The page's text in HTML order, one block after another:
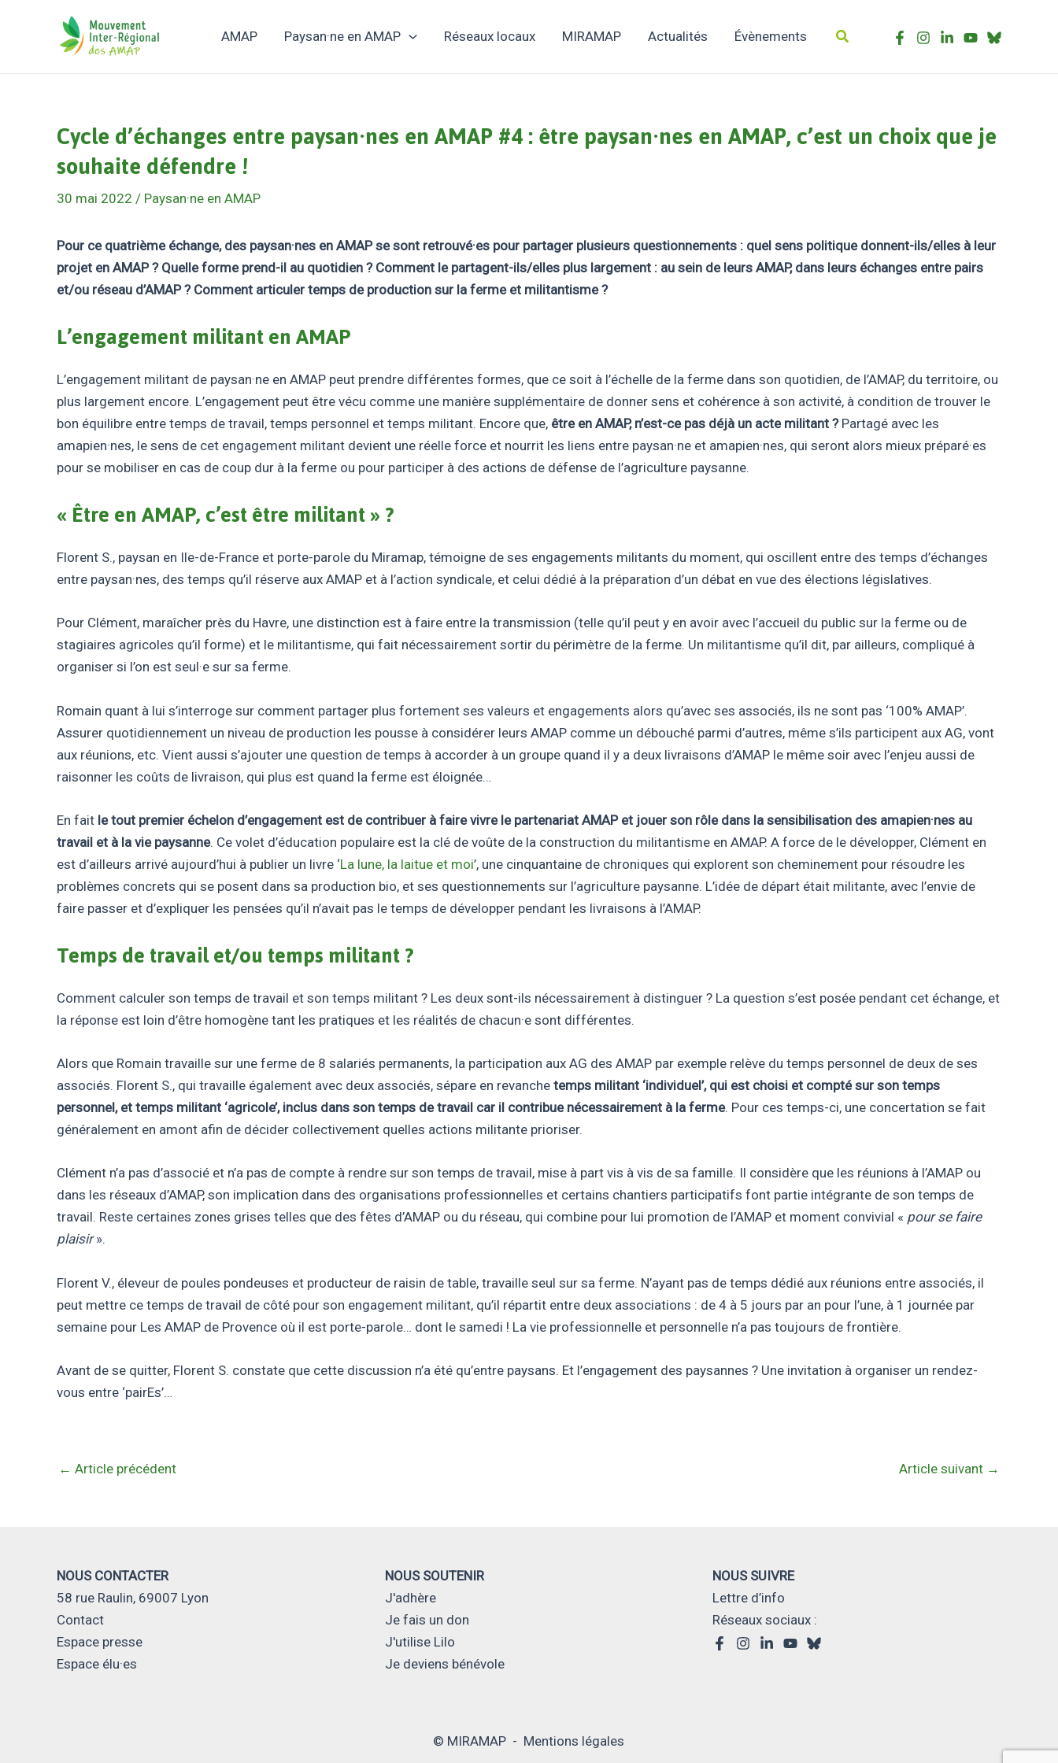
AMAP Paysan·ne en AMAP Réseaux locaux MIRAMAP Actualités Évènements Rechercher
Cycle d’échanges entre paysan·nes en AMAP #4 : être paysan·nes en AMAP, c’est un choix que je
souhaite défendre !
30 mai 2022 / Paysan·ne en AMAP
Pour ce quatrième échange, des paysan·nes en AMAP se sont retrouvé·es pour partager plusieurs questionnements : quel sens politique donnent-ils/elles à leur
projet en AMAP ? Quelle forme prend-il au quotidien ? Comment le partagent-ils/elles plus largement : au sein de leurs AMAP, dans leurs échanges entre pairs
et/ou réseau d’AMAP ? Comment articuler temps de production sur la ferme et militantisme ?
L’engagement militant en AMAP
L’engagement militant de paysan·ne en AMAP peut prendre différentes formes, que ce soit à l’échelle de la ferme dans son quotidien, de l’AMAP, du territoire, ou
plus largement encore. L’engagement peut être vécu comme une manière supplémentaire de donner sens et cohérence à son activité, à condition de trouver le
bon équilibre entre temps de travail, temps personnel et temps militant. Encore que, être en AMAP, n’est-ce pas déjà un acte militant ?Partagé avec les
amapien·nes, le sens de cet engagement militant devient une réelle force et nourrit les liens entre paysan·ne et amapien·nes, qui seront alors mieux préparé·es
pour se mobiliser en cas de coup dur à la ferme ou pour participer à des actions de défense de l’agriculture paysanne.
« Être en AMAP, c’est être militant » ?
Florent S., paysan en Ile-de-France et porte-parole du Miramap, témoigne de ses engagements militants du moment, qui oscillent entre des temps d’échanges
entre paysan·nes, des temps qu’il réserve aux AMAP et à l’action syndicale, et celui dédié à la préparation d’un débat en vue des élections législatives.
Pour Clément, maraîcher près du Havre, une distinction est à faire entre la transmission (telle qu’il peut y en avoir avec l’accueil du public sur la ferme ou de
stagiaires agricoles qu’il forme) et le militantisme, qui fait nécessairement sortir du périmètre de la ferme. Un militantisme qu’il dit, par ailleurs, compliqué à
organiser si l’on est seul·e sur sa ferme.
Romain quant à lui s’interroge sur comment partager plus fortement ses valeurs et engagements alors qu’avec ses associés, ils ne sont pas ‘100% AMAP’.
Assurer quotidiennement un niveau de production les pousse à considérer leurs AMAP comme un débouché parmi d’autres, même s’ils participent aux AG, vont
aux réunions, etc. Vient aussi s’ajouter une question de temps à accorder à un groupe quand il y a deux livraisons d’AMAP le même soir avec l’enjeu aussi de
raisonner les coûts de livraison, qui plus est quand la ferme est éloignée…
En fait le tout premier échelon d’engagement est de contribuer à faire vivre le partenariat AMAP et jouer son rôle dans la sensibilisation des amapien·nes au
travail et à la vie paysanne. Ce volet d’éducation populaire est la clé de voûte de la construction du militantisme en AMAP. A force de le développer, Clément en
est d’ailleurs arrivé aujourd’hui à publier un livre ‘La lune, la laitue et moi’, une cinquantaine de chroniques qui explorent son cheminement pour résoudre les
problèmes concrets qui se posent dans sa production bio, et ses questionnements sur l’agriculture paysanne. L’idée de départ était militante, avec l’envie de
faire passer et d’expliquer les pensées qu’il n’avait pas le temps de développer pendant les livraisons à l’AMAP.
Temps de travail et/ou temps militant ?
Comment calculer son temps de travail et son temps militant ? Les deux sont-ils nécessairement à distinguer ? La question s’est posée pendant cet échange, et
la réponse est loin d’être homogène tant les pratiques et les réalités de chacun·e sont différentes.
Alors que Romain travaille sur une ferme de 8 salariés permanents, la participation aux AG des AMAP par exemple relève du temps personnel de deux de ses
associés. Florent S., qui travaille également avec deux associés, sépare en revanche temps militant ‘individuel’, qui est choisi et compté sur son temps
personnel, et temps militant ‘agricole’, inclus dans son temps de travail car il contribue nécessairement à la ferme. Pour ces temps-ci, une concertation se fait
généralement en amont afin de décider collectivement quelles actions militante prioriser.
Clément n’a pas d’associé et n’a pas de compte à rendre sur son temps de travail, mise à part vis à vis de sa famille. Il considère que les réunions à l’AMAP ou
dans les réseaux d’AMAP, son implication dans des organisations professionnelles et certains chantiers participatifs font partie intégrante de son temps de
travail. Reste certaines zones grises telles que des fêtes d’AMAP ou du réseau, qui combine pour lui promotion de l’AMAP et moment convivial « pour se faire
plaisir».
Florent V., éleveur de poules pondeuses et producteur de raisin de table, travaille seul sur sa ferme. N’ayant pas de temps dédié aux réunions entre associés, il
peut mettre ce temps de travail de côté pour son engagement militant, qu’il répartit entre deux associations : de 4 à 5 jours par an pour l’une, à 1 journée par
semaine pour Les AMAP de Provence où il est porte-parole… dont le samedi ! La vie professionnelle et personnelle n’a pas toujours de frontière.
Avant de se quitter, Florent S. constate que cette discussion n’a été qu’entre paysans. Et l’engagement des paysannes ? Une invitation à organiser un rendez-
vous entre ‘pairEs’…
← Article précédent Article suivant →
NOUS CONTACTER
58 rue Raulin, 69007 Lyon
Contact
Espace presse
Espace élu·es
NOUS SOUTENIR
J'adhère
Je fais un don
J'utilise Lilo
Je deviens bénévole
NOUS SUIVRE
Lettre d’info
Réseaux sociaux :
© MIRAMAP - Mentions légales